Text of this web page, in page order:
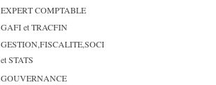
EXPERT COMPTABLE
GAFI et TRACFIN
GESTION,FISCALITE,SOCIAL
et STATS
GOUVERNANCE